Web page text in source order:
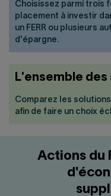
Choisissez parmi trois
placement à investir
un FERR ou plusieurs
d'épargne.
L'ensemble
Comparez les
afin de faire un choix
Actions du